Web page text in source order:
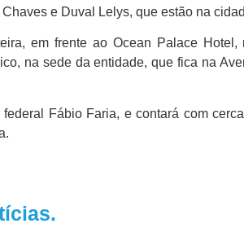
e Duval Lelys, que estão na
em frente ao Ocean Palace
na sede da entidade, que fica na
Fábio Faria, e contará com